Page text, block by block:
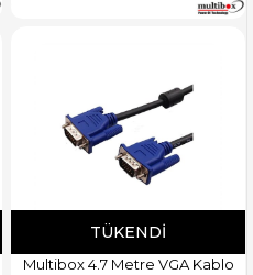
TÜKENDI
Multibox 4.7 Metre VGA Kablo